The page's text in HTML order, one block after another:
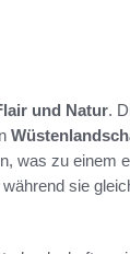
und Natur.
was zu einem
sie